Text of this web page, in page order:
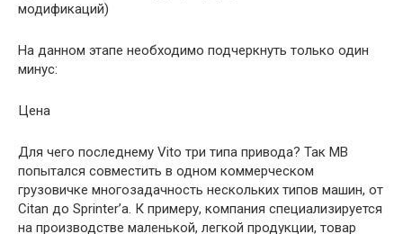
модификаций)
На данном этапе необходимо подчеркнуть только один
минус:
Цена
Для чего последнему Vito три типа привода? Так MB
попытался совместить в одном коммерческом
грузовичке многозадачность нескольких типов машин, от
Citan до Sprinter’a. К примеру, компания специализируется
на производстве маленькой, легкой продукции, товар